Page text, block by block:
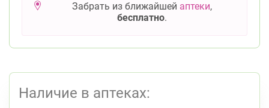
Забрать из ближайшей аптеки,
бесплатно.
Наличие в аптеках: